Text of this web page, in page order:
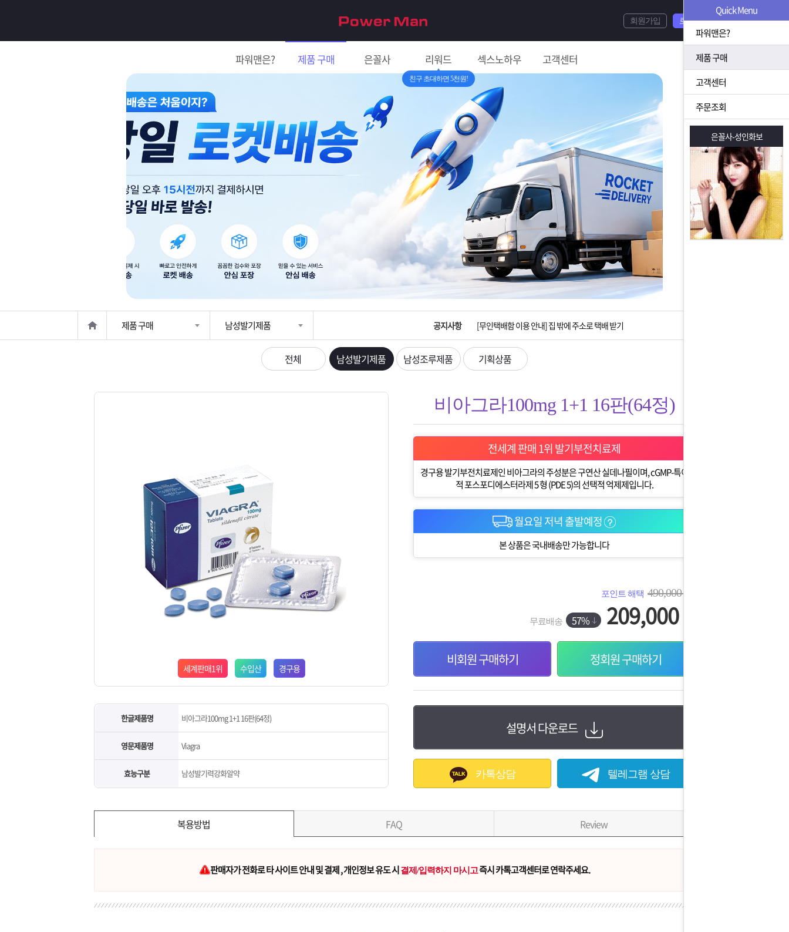
파워맨은? 제품 구매 은꼴사 리워드
친구 초대하면 5천원!
섹스노하우 고객센터
회원가입 로그인
그
제품 구매 남성발기제품 공지사항
입금확인이 안되는 상황을 대비해 꼭 입금후 고객센터 연락바랍니다.
[2026구정 연휴]설 연휴 배송 및 휴무 안내
[운송장번호 조회법]배송조회 및 국내 택배업체 운송장 조회 하는법
[ios앱 오픈]아이폰 고객 앱설치 가능합니다.
[무인택배함 이용 안내] 집 밖에 주소로 택배 받기
입금확인이 안되는 상황을 대비해 꼭 입금후 고객센터 연락바랍니다.
전체 남성발기제품 남성조루제품 기획상품
세계판매1위 수입산 경구용
한글제품명 비아그라100mg 1+1 16판(64정)
영문제품명 Viagra
효능구분 남성발기력강화알약
비아그라100mg 1+1 16판(64정)
전세계 판매 1위 발기부전치료제
경구용 발기부전치료제인 비아그라의 주성분은 구연산 실데나필이며, cGMP-특이
적 포스포디에스터라제 5 형 (PDE 5)의 선택적 억제제입니다.
월요일 저녁 출발예정
본 상품은 국내배송만 가능합니다
포인트 해택 490,000
무료배송 57% 209,000
비회원 구매하기 정회원 구매하기
설명서 다운로드
카톡상담 텔레그램 상담
복용방법 FAQ Review
판매자가 전화로 타 사이트 안내 및 결제 , 개인정보 유도 시결제/입력하지 마시고즉시 카톡고객센터로 연락주세요.
Quick Menu
파워맨은?
제품 구매
고객센터
주문조회
은꼴사-성인화보 은꼴사-성인화보